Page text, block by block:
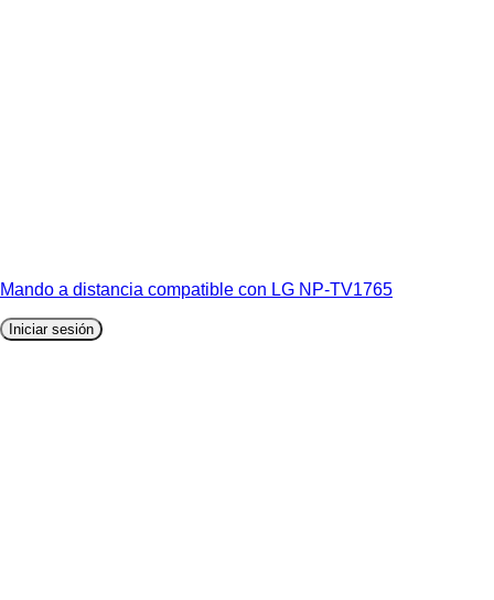
Mando a distancia compatible con LG NP-TV1765
Iniciar sesión